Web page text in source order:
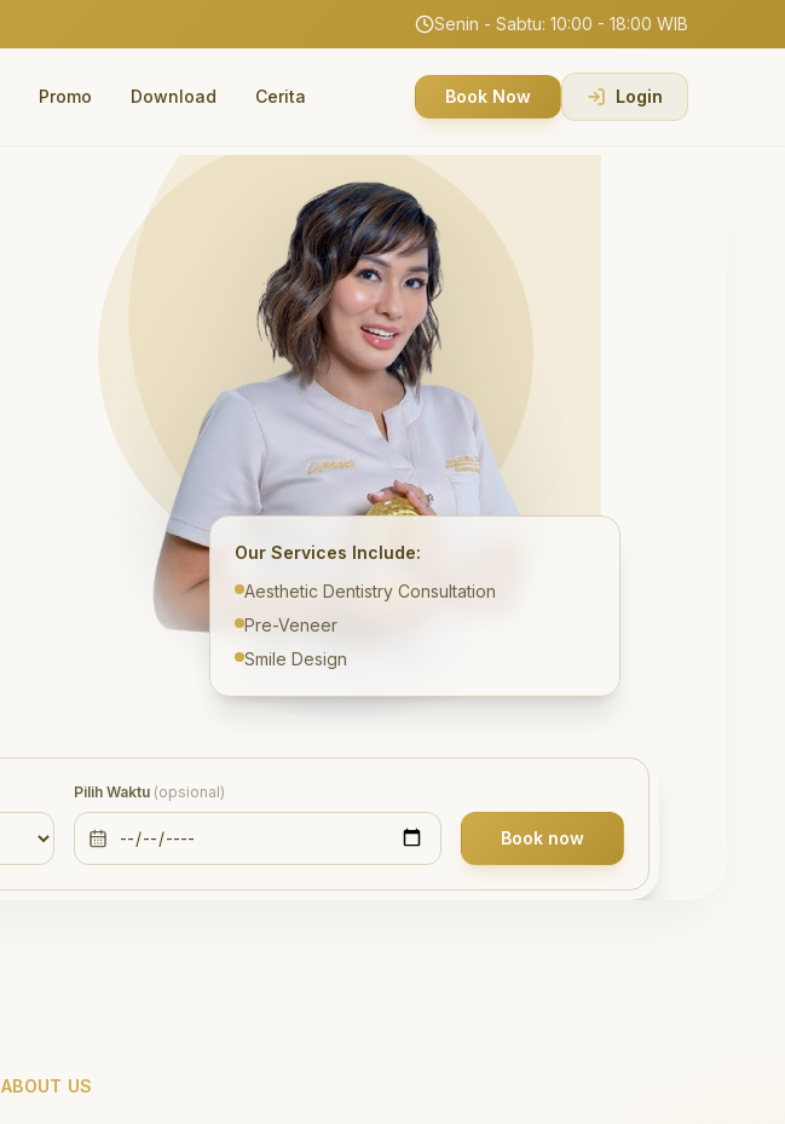
Senin - Sabtu: 10:00 - 18:00 WIB
Promo Download Cerita Book Now Login
Our Services Include:
Aesthetic Dentistry Consultation
Pre-Veneer
Smile Design
Pilih Waktu (opsional)
Book now
ABOUT US